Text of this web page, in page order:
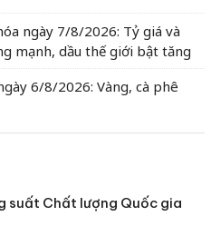
ngày 7/8/2026: Tỷ giá và
mạnh, dầu thế giới bật tăng
6/8/2026: Vàng, cà phê
suất Chất lượng Quốc gia